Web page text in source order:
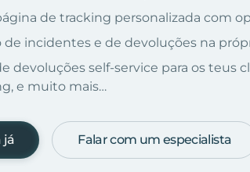
de tracking personalizada com
de incidentes e de devoluções na
devoluções self-service para os teus
e muito mais…
já Falar com um especialista